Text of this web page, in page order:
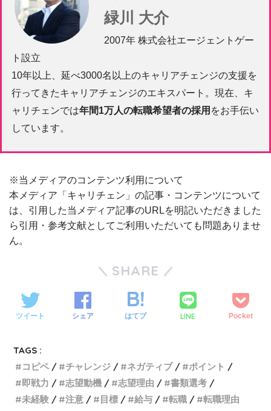
緑川 大介
2007年 株式会社エージェントゲー
ト設立
10年以上、延べ3000名以上のキャリアチェンジの支援を
行ってきたキャリアチェンジのエキスパート。現在、キ
ャリチェンでは年間1万人の転職希望者の採用 をお手伝い
しています。
※当メディアのコンテンツ利用について
本メディア「キャリチェン」の記事・コンテンツについて
は、引用した当メディア記事のURLを明記いただきました
ら引用・参考文献としてご利用いただいても問題ありませ
ん。
SHARE
ツイート シェア はてブ LINE Pocket
TAGS :
コピペ
チャレンジ ネガティブ
ポイント
即戦力
志望動機 志望理由
書類選考
未経験
注意 目標 給与 転職 転職理由